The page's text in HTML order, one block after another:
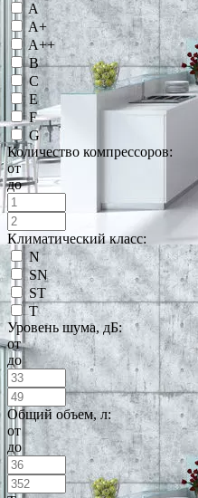
A
A+
A++
B
C
E
F
G
Количество компрессоров:
от
до
Климатический класс:
N
SN
ST
T
Уровень шума, дБ:
от
до
Общий объем, л:
от
до